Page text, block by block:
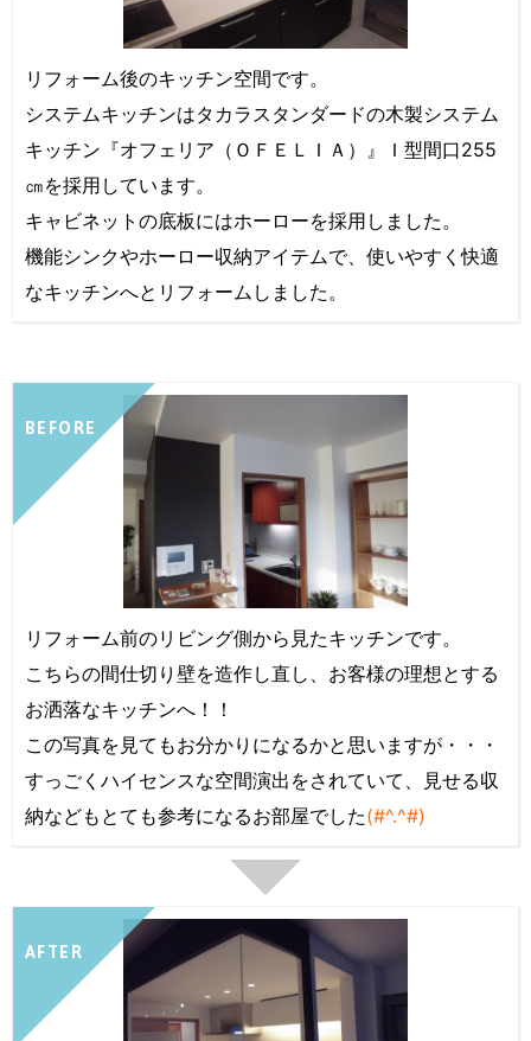
リフォーム後のキッチン空間です。
システムキッチンはタカラスタンダードの木製システム
キッチン『オフェリア（ＯＦＥＬＩＡ）』Ｉ型間口255
㎝を採用しています。
キャビネットの底板にはホーローを採用しました。
機能シンクやホーロー収納アイテムで、使いやすく快適
なキッチンへとリフォームしました。
BEFORE
リフォーム前のリビング側から見たキッチンです。
こちらの間仕切り壁を造作し直し、お客様の理想とする
お洒落なキッチンへ！！
この写真を見てもお分かりになるかと思いますが・・・
すっごくハイセンスな空間演出をされていて、見せる収
納などもとても参考になるお部屋でした(#^.^#)
AFTER